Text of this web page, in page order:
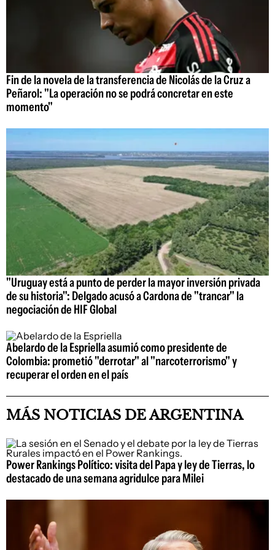
Fin de la novela de la transferencia de Nicolás de la Cruz a
Peñarol: "La operación no se podrá concretar en este
momento"
"Uruguay está a punto de perder la mayor inversión privada
de su historia": Delgado acusó a Cardona de "trancar" la
negociación de HIF Global
Abelardo de la Espriella asumió como presidente de
Colombia: prometió "derrotar" al "narcoterrorismo" y
recuperar el orden en el país
MÁS NOTICIAS DE ARGENTINA
Power Rankings Político: visita del Papa y ley de Tierras, lo
destacado de una semana agridulce para Milei